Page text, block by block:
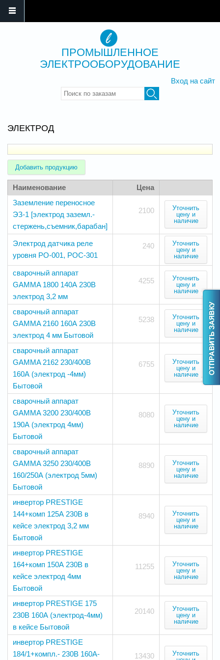
ПРОМЫШЛЕННОЕ
ЭЛЕКТРООБОРУДОВАНИЕ
Вход на сайт
Введите ключевые слова для
ЭЛЕКТРОД
Добавить продукцию
Наименование
Цена
Заземление переносное
ЭЗ-1 [электрод заземл.-
стержень,съемник,барабан]
2100
Уточнить
цену и
наличие
Электрод датчика реле
уровня РО-001, РОС-301
240
Уточнить
цену и
наличие
сварочный аппарат
GAMMA 1800 140А 230В
электрод 3,2 мм
4255
Уточнить
цену и
наличие
сварочный аппарат
GAMMA 2160 160А 230В
электрод 4 мм Бытовой
5238
Уточнить
цену и
наличие
сварочный аппарат
GAMMA 2162 230/400В
160А (электрод -4мм)
Бытовой
6755
Уточнить
цену и
наличие
сварочный аппарат
GAMMA 3200 230/400В
190А (электрод 4мм)
Бытовой
8080
Уточнить
цену и
наличие
сварочный аппарат
GAMMA 3250 230/400В
160/250А (электрод 5мм)
Бытовой
8890
Уточнить
цену и
наличие
инвертор PRESTIGE
144+комп 125А 230В в
кейсе электрод 3,2 мм
Бытовой
8940
Уточнить
цену и
наличие
инвертор PRESTIGE
164+комп 150А 230В в
кейсе электрод 4мм
Бытовой
11255
Уточнить
цену и
наличие
инвертор PRESTIGE 175
230В 160А (электрод-4мм)
в кейсе Бытовой
20140
Уточнить
цену и
наличие
инвертор PRESTIGE
184/1+компл.- 230В 160А-
13430
Уточнить